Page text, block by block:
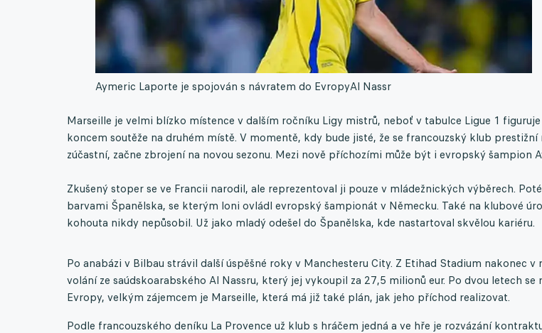
Aymeric Laporte je spojován s návratem do EvropyAl Nassr
Marseille je velmi blízko místence v dalším ročníku Ligy mistrů, neboť v tabulce Ligue 1
koncem soutěže na druhém místě. V momentě, kdy bude jisté, že se francouzský klub prestižní
zúčastní, začne zbrojení na novou sezonu. Mezi nově příchozími může být i evropský šampion
Zkušený stoper se ve Francii narodil, ale reprezentoval ji pouze v mládežnických výběrech.
barvami Španělska, se kterým loni ovládl evropský šampionát v Německu. Také na klubové
kohouta nikdy nepůsobil. Už jako mladý odešel do Španělska, kde nastartoval skvělou kariéru.
Po anabázi v Bilbau strávil další úspěšné roky v Manchesteru City. Z Etihad Stadium nakonec v
volání ze saúdskoarabského Al Nassru, který jej vykoupil za 27,5 milionů eur. Po dvou letech se
Evropy, velkým zájemcem je Marseille, která má již také plán, jak jeho příchod realizovat.
Podle francouzského deníku La Provence už klub s hráčem jedná a ve hře je rozvázání